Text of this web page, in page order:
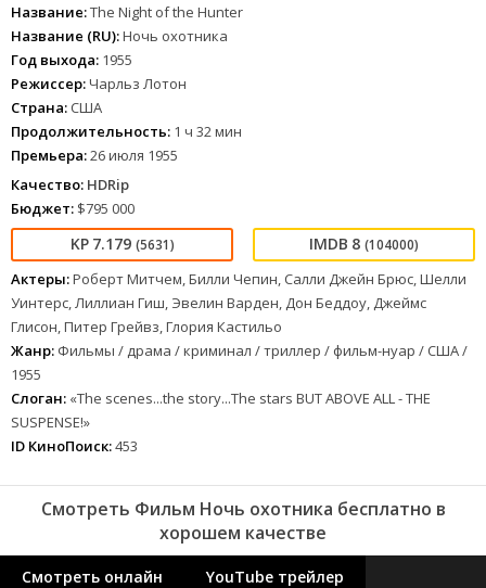
Название:The Night of the Hunter
Название (RU):Ночь охотника
Год выхода: 1955
Режиссер:Чарльз Лотон
Страна: США
Продолжительность: 1 ч 32 мин
Премьера:26 июля 1955
Качество: HDRip
Бюджет: $795 000
7.179 (5631) 8 (104000)
Актеры:Роберт Митчем, Билли Чепин, Салли Джейн Брюс, Шелли
Уинтерс, Лиллиан Гиш, Эвелин Варден, Дон Беддоу, Джеймс
Глисон, Питер Грейвз, Глория Кастильо
Жанр: Фильмы / драма / криминал / триллер / фильм-нуар / США /
1955
Слоган: «The scenes...the story...The stars BUT ABOVE ALL - THE
SUSPENSE!»
ID КиноПоиск:453
Смотреть Фильм Ночь охотника бесплатно в
хорошем качестве
Смотреть онлайн YouTube трейлер